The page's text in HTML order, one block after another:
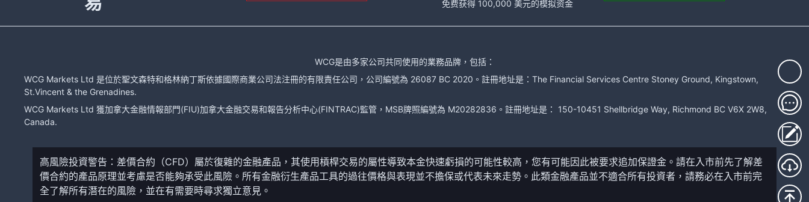
免费获得 100,000 美元的模拟资金
WCG是由多家公司共同使用的業務品牌，包括：
WCG Markets Ltd 是位於聖文森特和格林納丁斯依據國際商業公司法注冊的有限責任公司，公司編號為 26087 BC 2020。註冊地址是：The Financial Services Centre Stoney Ground, Kingstown,
St.Vincent & the Grenadines.
WCG Markets Ltd 獲加拿大金融情報部門(FIU)加拿大金融交易和報告分析中心(FINTRAC)監管，MSB牌照編號為 M20282836。註冊地址是： 150-10451 Shellbridge Way, Richmond BC V6X 2W8,
Canada.
高風險投資警告：差價合約（CFD）屬於復雜的金融產品，其使用槓桿交易的屬性導致本金快速虧損的可能性較高，您有可能因此被要求追加保證金。請在入市前先了解差
價合約的產品原理並考慮是否能夠承受此風險。所有金融衍生產品工具的過往價格與表現並不擔保或代表未來走勢。此類金融產品並不適合所有投資者，請務必在入市前完
全了解所有潛在的風險，並在有需要時尋求獨立意見。